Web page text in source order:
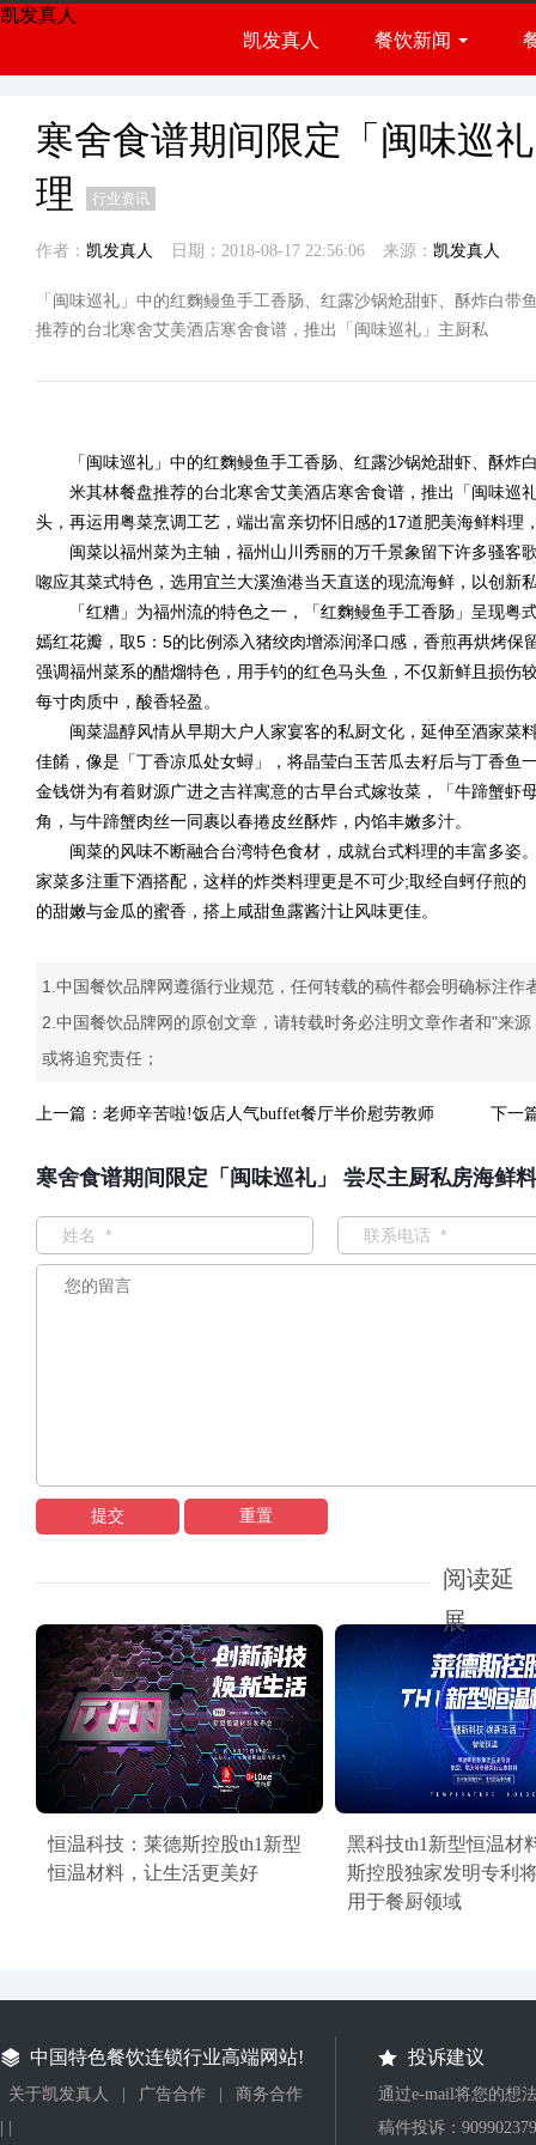
凯发真人
凯发真人
餐饮新闻
行业资讯
寒舍食谱期间限定「闽味巡
理
行业资讯
作者： 凯发真人 日期：2018-08-17 22:56:06 来源： 凯发真人
「闽味巡礼」中的红麴鳗鱼手工香肠、红露沙锅炝甜虾、酥炸白
推荐的台北寒舍艾美酒店寒舍食谱，推出「闽味巡礼」主厨私
「闽味巡礼」中的红麴鳗鱼手工香肠、红露沙锅炝甜虾、酥炸
米其林餐盘推荐的台北寒舍艾美酒店寒舍食谱，推出「闽味巡
头，再运用粤菜烹调工艺，端出富亲切怀旧感的17道肥美海鲜料理
闽菜以福州菜为主轴，福州山川秀丽的万千景象留下许多骚客
唿应其菜式特色，选用宜兰大溪渔港当天直送的现流海鲜，以创新
「红糟」为福州流的特色之一，「红麴鳗鱼手工香肠」呈现粤
嫣红花瓣，取5：5的比例添入猪绞肉增添润泽口感，香煎再烘烤
强调福州菜系的醋熘特色，用手钓的红色马头鱼，不仅新鲜且损伤
每寸肉质中，酸香轻盈。
闽菜温醇风情从早期大户人家宴客的私厨文化，延伸至酒家菜
佳餚，像是「丁香凉瓜处女蟳」，将晶莹白玉苦瓜去籽后与丁香鱼
金钱饼为有着财源广进之吉祥寓意的古早台式嫁妆菜，「牛蹄蟹虾
角，与牛蹄蟹肉丝一同裹以春捲皮丝酥炸，内馅丰嫩多汁。
闽菜的风味不断融合台湾特色食材，成就台式料理的丰富多姿
家菜多注重下酒搭配，这样的炸类料理更是不可少;取经自蚵仔煎
的甜嫩与金瓜的蜜香，搭上咸甜鱼露酱汁让风味更佳。
1.中国餐饮品牌网遵循行业规范，任何转载的稿件都会明确标注作
2.中国餐饮品牌网的原创文章，请转载时务必注明文章作者和"来
或将追究责任；
上一篇： 老师辛苦啦!饭店人气buffet餐厅半价慰劳教师 下一
寒舍食谱期间限定「闽味巡礼」 尝尽主厨私房海鲜
提交 重置
阅读延
展
恒温科技：莱德斯控股th1新型
恒温材料，让生活更美好
黑科技th1新型恒温材
斯控股独家发明专利
用于餐厨领域
中国特色餐饮连锁行业高端网站!
关于凯发真人 广告合作
商务合作
投诉建议
通过e-mail将您的想
稿件投诉：